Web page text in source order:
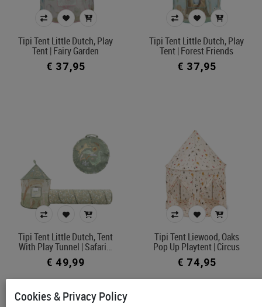
Tipi Tent Little Dutch, Play
Tent | Fairy Garden
€ 37,95
Tipi Tent Little Dutch, Play
Tent | Forest Friends
€ 37,95
Tipi Tent Little Dutch, Tent
With Play Tunnel | Safari…
€ 49,99
Tipi Tent Liewood, Oaks
Pop Up Playtent | Circus
€ 74,95
Cookies & Privacy Policy